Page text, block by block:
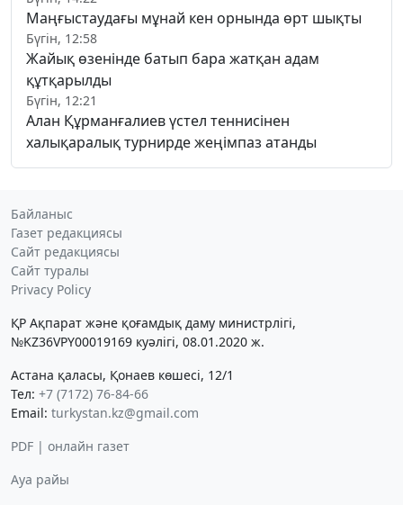
Маңғыстаудағы мұнай кен орнында өрт шықты
Бүгін, 12:58
Жайық өзенінде батып бара жатқан адам
құтқарылды
Бүгін, 12:21
Алан Құрманғалиев үстел теннисінен
халықаралық турнирде жеңімпаз атанды
Байланыс
Газет редакциясы
Сайт редакциясы
Сайт туралы
Privacy Policy
ҚР Ақпарат және қоғамдық даму министрлігі,
№KZ36VPY00019169 куәлігі, 08.01.2020 ж.
Астана қаласы, Қонаев көшесі, 12/1
Тел: +7 (7172) 76-84-66
Email: turkystan.kz@gmail.com
PDF | онлайн газет
Ауа райы